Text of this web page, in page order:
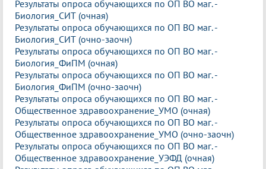
Результаты опроса обучающихся по ОП ВО маг. -
Биология_СИТ (очная)
Результаты опроса обучающихся по ОП ВО маг. -
Биология_СИТ (очно-заочн)
Результаты опроса обучающихся по ОП ВО маг. -
Биология_ФиПМ (очная)
Результаты опроса обучающихся по ОП ВО маг. -
Биология_ФиПМ (очно-заочн)
Результаты опроса обучающихся по ОП ВО маг. -
Общественное здравоохранение_УМО (очная)
Результаты опроса обучающихся по ОП ВО маг. -
Общественное здравоохранение_УМО (очно-заочн)
Результаты опроса обучающихся по ОП ВО маг. -
Общественное здравоохранение_УЭФД (очная)